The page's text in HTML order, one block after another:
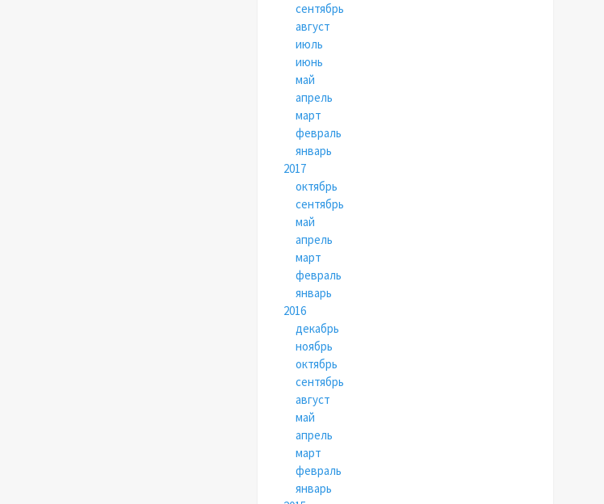
сентябрь
август
июль
июнь
май
апрель
март
февраль
январь
2017
октябрь
сентябрь
май
апрель
март
февраль
январь
2016
декабрь
ноябрь
октябрь
сентябрь
август
май
апрель
март
февраль
январь